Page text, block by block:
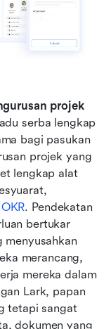
projek
serba lengkap
bagi pasukan
projek yang
lengkap alat
OKR. Pendekatan
bertukar
menyusahkan
merancang,
mereka dalam
Lark, papan
tetapi sangat
dokumen yang